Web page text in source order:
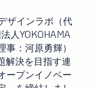
ザインラボ（代
人YOKOHAMA
：河原勇輝）
解決を目指す連
ープンイノベー